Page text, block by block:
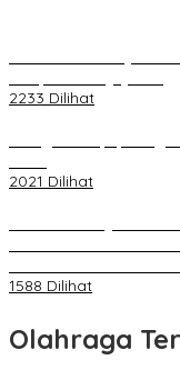
2233 Dilihat
2021 Dilihat
1588 Dilihat
Olahraga